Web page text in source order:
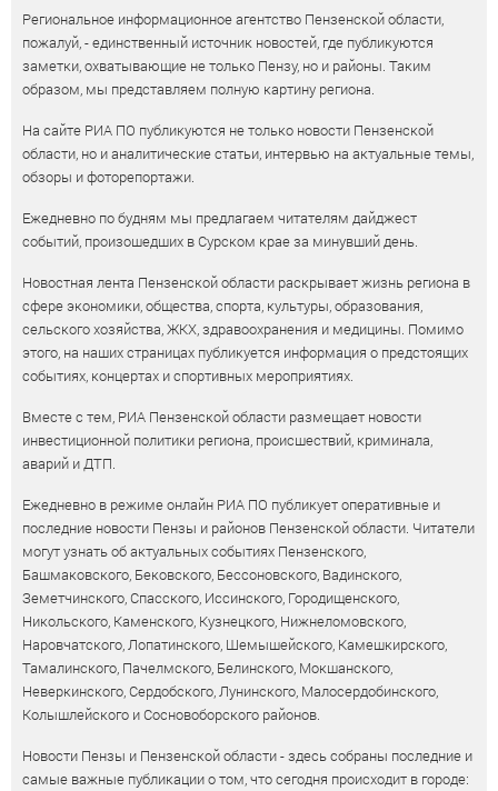
Региональное информационное агентство Пензенской области,
пожалуй, - единственный источник новостей, где публикуются
заметки, охватывающие не только Пензу, но и районы. Таким
образом, мы представляем полную картину региона.
На сайте РИА ПО публикуются не только новости Пензенской
области, но и аналитические статьи, интервью на актуальные темы,
обзоры и фоторепортажи.
Ежедневно по будням мы предлагаем читателям дайджест
событий, произошедших в Сурском крае за минувший день.
Новостная лента Пензенской области раскрывает жизнь региона в
сфере экономики, общества, спорта, культуры, образования,
сельского хозяйства, ЖКХ, здравоохранения и медицины. Помимо
этого, на наших страницах публикуется информация о предстоящих
событиях, концертах и спортивных мероприятиях.
Вместе с тем, РИА Пензенской области размещает новости
инвестиционной политики региона, происшествий, криминала,
аварий и ДТП.
Ежедневно в режиме онлайн РИА ПО публикует оперативные и
последние новости Пензы и районов Пензенской области. Читатели
могут узнать об актуальных событиях Пензенского,
Башмаковского, Бековского, Бессоновского, Вадинского,
Земетчинского, Спасского, Иссинского, Городищенского,
Никольского, Каменского, Кузнецкого, Нижнеломовского,
Наровчатского, Лопатинского, Шемышейского, Камешкирского,
Тамалинского, Пачелмского, Белинского, Мокшанского,
Неверкинского, Сердобского, Лунинского, Малосердобинского,
Колышлейского и Сосновоборского районов.
Новости Пензы и Пензенской области - здесь собраны последние и
самые важные публикации о том, что сегодня происходит в городе: